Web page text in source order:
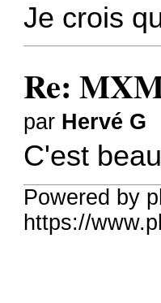
Je crois
Re:
par Hervé G
C'est
Powered by
https://